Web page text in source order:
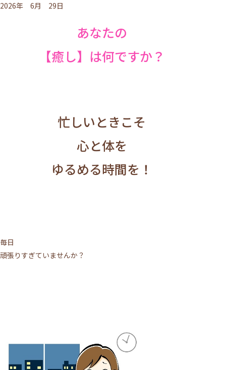
2026年 6月 29日
あなたの
【癒し】は何ですか？
忙しいときこそ
心と体を
ゆるめる時間を！
毎日
頑張りすぎていませんか？